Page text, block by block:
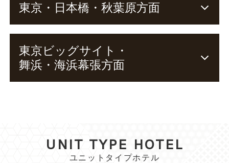
東京・日本橋・秋葉原方面
東京ビッグサイト・
舞浜・海浜幕張方面
UNIT TYPE HOTEL
ユニットタイプホテル